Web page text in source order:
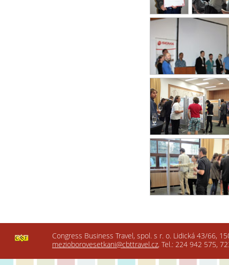
Congress Business Travel, spol. s r. o. Lidická 43/66,
mezioborovesetkani@cbttravel.cz, Tel.: 224 942 575,